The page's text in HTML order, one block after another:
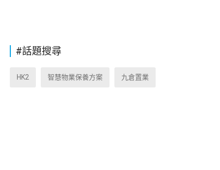
#話題搜尋
HK2 智慧物業保養方案 九倉置業